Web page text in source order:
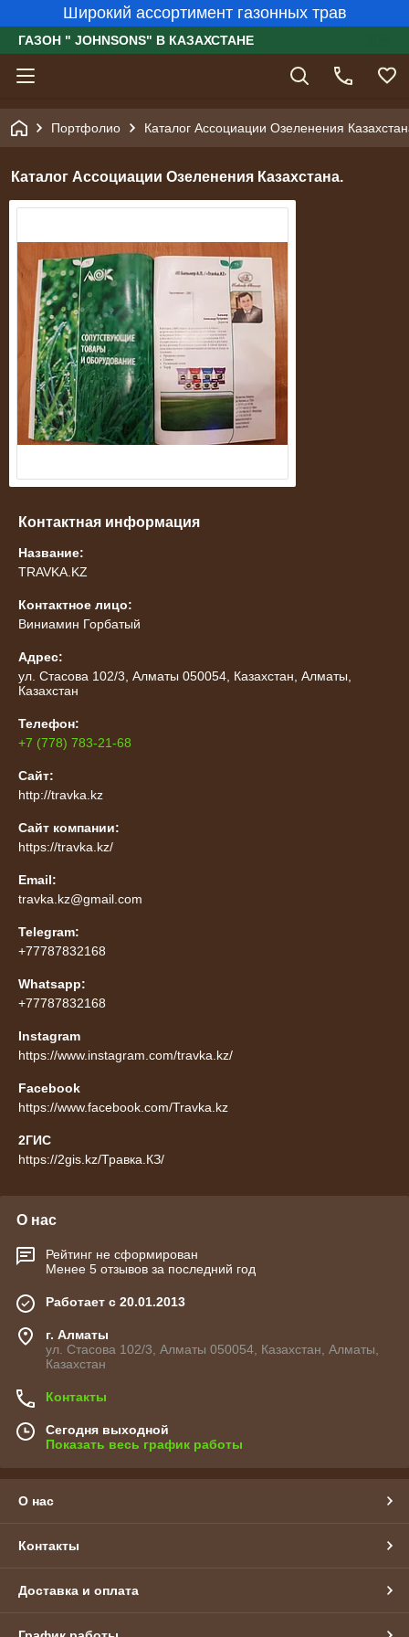
Широкий ассортимент газонных трав
ГАЗОН " JOHNSONS" В КАЗАХСТАНЕ
Портфолио Каталог Ассоциации Озеленения
Каталог Ассоциации Озеленения Казахстана.
Контактная информация
Название:
TRAVKA.KZ
Контактное лицо:
Виниамин Горбатый
Адрес:
ул. Стасова 102/3, Алматы 050054, Казахстан, Алматы,
Казахстан
Телефон:
+7 (778) 783-21-68
Сайт:
http://travka.kz
Сайт компании:
https://travka.kz/
Email:
travka.kz@gmail.com
Telegram:
+77787832168
Whatsapp:
+77787832168
Instagram
https://www.instagram.com/travka.kz/
Facebook
https://www.facebook.com/Travka.kz
2ГИС
https://2gis.kz/Травка.КЗ/
О нас
Рейтинг не сформирован
Менее 5 отзывов за последний год
Работает с 20.01.2013
г. Алматы
ул. Стасова 102/3, Алматы 050054, Казахстан, Алматы,
Казахстан
Контакты
Сегодня выходной
Показать весь график работы
О нас
Контакты
Доставка и оплата